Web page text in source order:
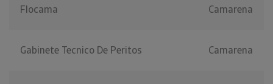
Flocama Camarena
Gabinete Tecnico De Peritos Camarena